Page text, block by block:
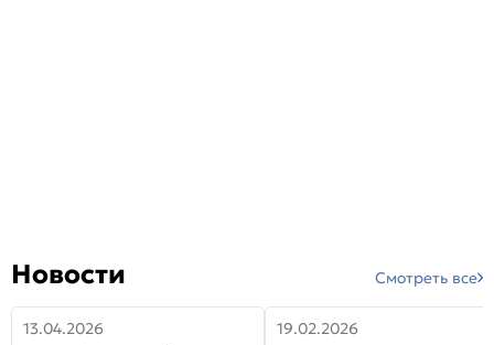
Новости Смотреть все
13.04.2026
19.02.2026